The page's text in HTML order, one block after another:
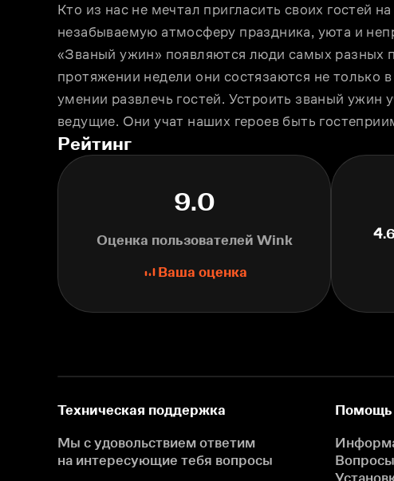
Кто из нас не мечтал пригласить своих гостей
незабываемую атмосферу праздника, уюта и
«Званый ужин» появляются люди самых разных
протяжении недели они состязаются не только
умении развлечь гостей. Устроить званый
ведущие. Они учат наших героев быть
Рейтинг
9.0
Оценка пользователей Wink
Ваша оценка
Техническая поддержка
Мы с удовольствием ответим
на интересующие тебя вопросы
Помощь